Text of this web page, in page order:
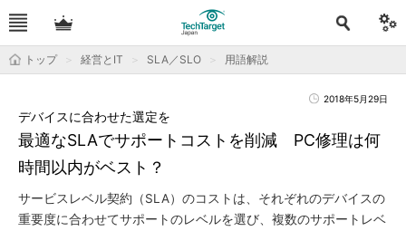
トップ 経営とIT SLA／SLO 用語解説
2018年5月29日
最適なSLAでサポートコストを削減 PC修理は何
時間以内がベスト？
デバイスに合わせた選定を
サービスレベル契約（SLA）のコストは、それぞれのデバイスの
重要度に合わせてサポートのレベルを選び、複数のサポートレベ